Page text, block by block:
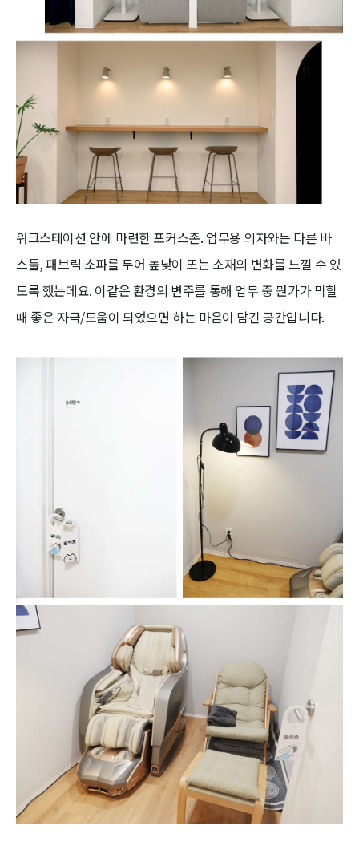
워크스테이션 안에 마련한 포커스존. 업무용 의자와는 다른 바
스툴, 패브릭 소파를 두어 높낮이 또는 소재의 변화를 느낄 수 있
도록 했는데요. 이같은 환경의 변주를 통해 업무 중 뭔가가 막힐
때 좋은 자극/도움이 되었으면 하는 마음이 담긴 공간입니다.